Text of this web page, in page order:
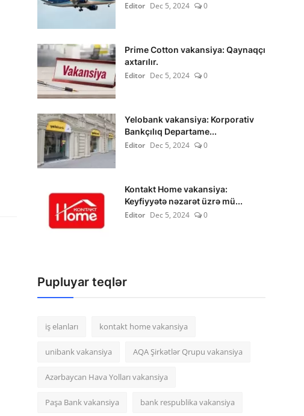
Editor Dec 5, 2024 0
Prime Cotton vakansiya: Qaynaqçı
axtarılır.
Editor Dec 5, 2024 0
Yelobank vakansiya: Korporativ
Bankçılıq Departame...
Editor Dec 5, 2024 0
Kontakt Home vakansiya:
Keyfiyyətə nəzarət üzrə mü...
Editor Dec 5, 2024 0
Pupluyar teqlər
iş elanları kontakt home vakansiya
unibank vakansiya AQA Şirkətlər Qrupu vakansiya
Azərbaycan Hava Yolları vakansiya
Paşa Bank vakansiya bank respublika vakansiya